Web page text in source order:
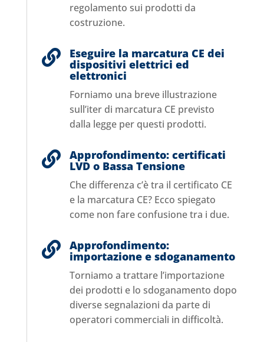
regolamento sui prodotti da
costruzione.
 Eseguire la marcatura CE dei
dispositivi elettrici ed
elettronici
Forniamo una breve illustrazione
sull’iter di marcatura CE previsto
dalla legge per questi prodotti.
 Approfondimento: certificati
LVD o Bassa Tensione
Che differenza c’è tra il certificato CE
e la marcatura CE? Ecco spiegato
come non fare confusione tra i due.
 Approfondimento:
importazione e sdoganamento
Torniamo a trattare l’importazione
dei prodotti e lo sdoganamento dopo
diverse segnalazioni da parte di
operatori commerciali in difficoltà.